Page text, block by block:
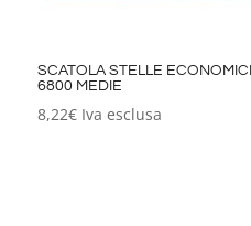
SCATOLA STELLE
6800 MEDIE
8,22€ Iva esclusa